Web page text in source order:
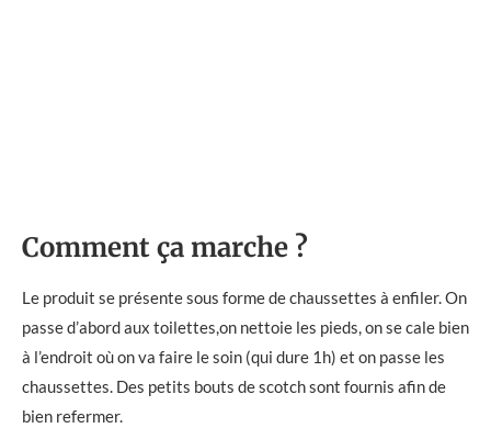
Comment ça marche ?
Le produit se présente sous forme de chaussettes à enfiler. On
passe d’abord aux toilettes,on nettoie les pieds, on se cale bien
à l’endroit où on va faire le soin (qui dure 1h) et on passe les
chaussettes. Des petits bouts de scotch sont fournis afin de
bien refermer.